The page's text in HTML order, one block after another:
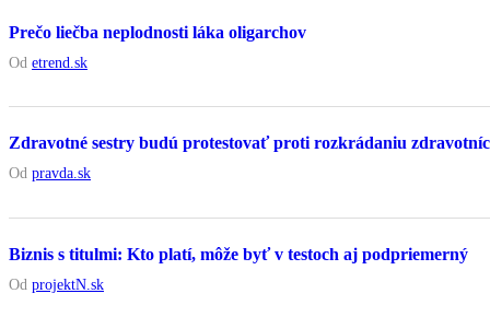
Prečo liečba neplodnosti láka oligarchov
Od etrend.sk
Zdravotné sestry budú protestovať proti rozkrádaniu
Od pravda.sk
Biznis s titulmi: Kto platí, môže byť v testoch aj podpriemerný
Od projektN.sk